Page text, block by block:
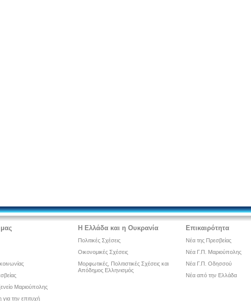
Μαριούπολης
την επιτυχή
Η Ελλάδα και η Ουκρανία
Πολιτικές Σχέσεις
Οικονομικές Σχέσεις
Μορφωτικές, Πολιτιστικές Σχέσεις και
Απόδημος Ελληνισμός
Επικαιρότητα
Νέα της Πρεσβείας
Νέα Γ.Π. Μαριούπολης
Νέα Γ.Π. Οδησσού
Νέα από την Ελλάδα